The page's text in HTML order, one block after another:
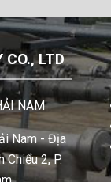
CO., LTD
NAM
Nam - Địa
Chiểu 2, P.